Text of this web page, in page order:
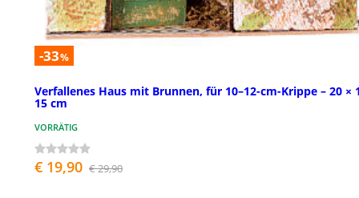
-33%
Verfallenes Haus mit Brunnen, für 10–12-cm-Krippe – 20 ×
15 cm
VORRÄTIG
€ 19,90 € 29,90